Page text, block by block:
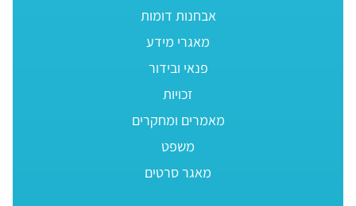
אבחנות דומות
מאגרי מידע
פנאי ובידור
זכויות
מאמרים ומחקרים
משפט
מאגר סרטים